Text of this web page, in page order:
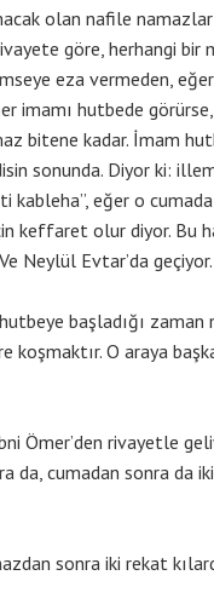
olan nafile namazlar
göre, herhangi bir
eza vermeden,
imamı hutbede
bitene kadar. İmam
sonunda. Diyor ki:
eğer o
keffaret olur diyor. Bu
Neylül Evtar’da geçiyor.
başladığı zaman
koşmaktır. O araya
Ömer’den rivayetle
da, cumadan sonra da
sonra iki rekat